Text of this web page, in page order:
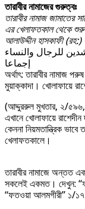
তারাবীর নামাজের গুরুত্বঃ
তারাবীর নামাজ
এর খেলাফতকাল থেকে
আলাউদ্দীন হাসকাফী (রহ:)
للرجال والنساء
إجماعا
অর্থাৎ: তারাবীর নামাজ
মুয়াক্কাদা। খোলাফায়ে
(আদ্দুররুল মুখতার, ২/
এখানে খোলাফায়ে
কেননা নিয়মতান্ত্রিক
খেলাফতকালে।
কোরআন
তারাবীর নামাজে অন্তত
সকলেই একমত। দেখুন:
“ফতওয়া আলমগীরী” ১/